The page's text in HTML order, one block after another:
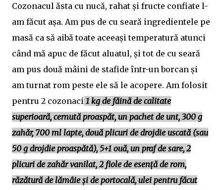
Cozonacul ăsta cu nucă, rahat și fructe confiate l-
am făcut așa. Am pus de cu seară ingredientele pe
masă ca să aibă toate aceeași temperatură atunci
când mă apuc de făcut aluatul, și tot de cu seară
am pus două mâini de stafide într-un borcan și
am turnat rom peste ele să le acopere. Am folosit
pentru 2 cozonaci 1 kg de făină de calitate
superioară, cernută proaspăt, un pachet de unt, 300 g
zahăr, 700 ml lapte, două plicuri de drojdie uscată (sau
50 g drojdie proaspătă), 5+1 ouă, un praf de sare, 2
plicuri de zahăr vanilat, 2 fiole de esență de rom,
răzătură de lămâie și de portocală, ulei pentru făcut